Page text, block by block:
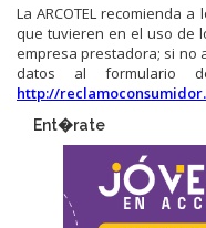
La ARCOTEL recomienda
que tuvieren en el uso de
empresa prestadora; si no
datos al formulario
http://
Ent�rate